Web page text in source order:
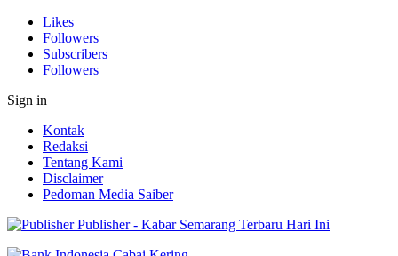
Likes
Followers
Subscribers
Followers
Sign in
Kontak
Redaksi
Tentang Kami
Disclaimer
Pedoman Media Saiber
Publisher - Kabar Semarang Terbaru Hari Ini